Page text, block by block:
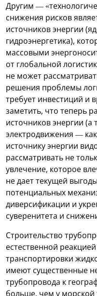
Другим —
снижения рисков
источников энергии
гидроэнергетика),
массовыми
от глобальной
не может
решения проблемы
требует инвестиций и
заметить, что теперь
источников энергии (а
электродвижения —
источнику энергии
рассматривать не
увлечение, которое
не дает текущей
потенциальных
диверсификации и
суверенитета и
Строительство
естественной
транспортировки
имеют существенные
трубопровода к
больше, чем у